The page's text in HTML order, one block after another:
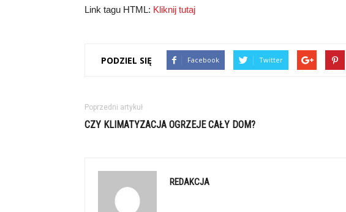
Link tagu HTML: Kliknij tutaj
PODZIEL SIĘ Facebook Twitter
Poprzedni artykuł
CZY KLIMATYZACJA OGRZEJE CAŁY DOM?
REDAKCJA